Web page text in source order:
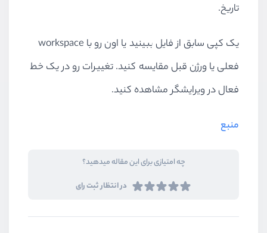
تاریخ.
یک کپی سابق از فایل ببینید یا اون رو با workspace
فعلی یا ورژن قبل مقایسه کنید. تغییرات رو در یک خط
فعال در ویرایشگر مشاهده کنید.
منبع
چه امتیازی برای این مقاله میدهید؟
در انتظار ثبت رای